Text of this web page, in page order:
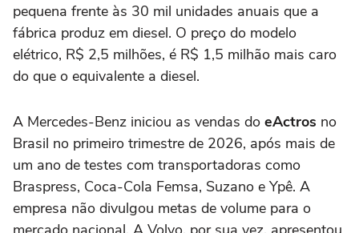
pequena frente às 30 mil unidades anuais que a
fábrica produz em diesel. O preço do modelo
elétrico, R$ 2,5 milhões, é R$ 1,5 milhão mais caro
do que o equivalente a diesel.
A Mercedes-Benz iniciou as vendas do eActros no
Brasil no primeiro trimestre de 2026, após mais de
um ano de testes com transportadoras como
Braspress, Coca-Cola Femsa, Suzano e Ypê. A
empresa não divulgou metas de volume para o